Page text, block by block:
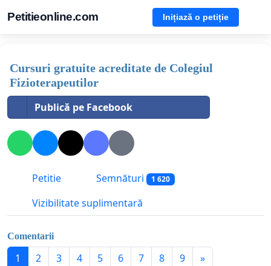
Petitieonline.com Inițiază o petiție
Cursuri gratuite acreditate de Colegiul
Fizioterapeutilor
Publică pe Facebook
Petitie Semnături 1 620
Vizibilitate suplimentară
Comentarii
1 2 3 4 5 6 7 8 9 »